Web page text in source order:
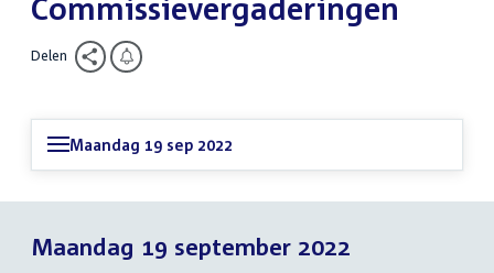
Commissievergaderingen
Delen
Maandag 19 sep 2022
Maandag 19 september 2022